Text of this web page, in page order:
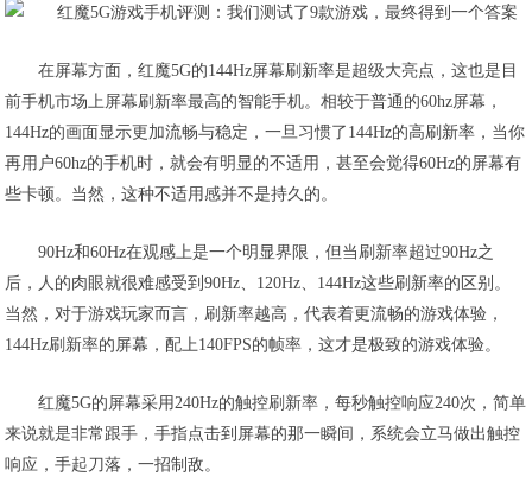
在屏幕方面，红魔5G的144Hz屏幕刷新率是超级大亮点，这也是目
前手机市场上屏幕刷新率最高的智能手机。相较于普通的60hz屏幕，
144Hz的画面显示更加流畅与稳定，一旦习惯了144Hz的高刷新率，当你
再用户60hz的手机时，就会有明显的不适用，甚至会觉得60Hz的屏幕有
些卡顿。当然，这种不适用感并不是持久的。
90Hz和60Hz在观感上是一个明显界限 ，但当刷新率超过90Hz之
后，人的肉眼就很难感受到90Hz、120Hz、144Hz这些刷新率的区别。
当然，对于游戏玩家而言，刷新率越高，代表着更流畅的游戏体验，
144Hz刷新率的屏幕，配上140FPS的帧率，这才是极致的游戏体验。
红魔5G的屏幕采用240Hz的触控刷新率，每秒触控响应240次，简单
来说就是非常跟手，手指点击到屏幕的那一瞬间，系统会立马做出触控
响应，手起刀落，一招制敌。